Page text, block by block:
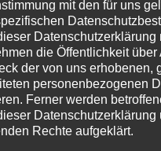
mit den für uns
Datenschutzerklärung
die Öffentlichkeit über
der von uns erhobenen,
personenbezogenen
Ferner werden
Datenschutzerklärung
Rechte aufgeklärt.